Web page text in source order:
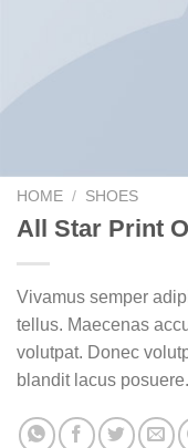
HOME / SHOES
All Star Print
Vivamus semper
tellus. Maecenas
volutpat. Donec
blandit lacus posuere.